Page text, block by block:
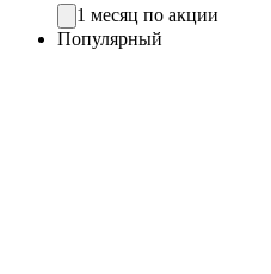
1 месяц по акции
Популярный